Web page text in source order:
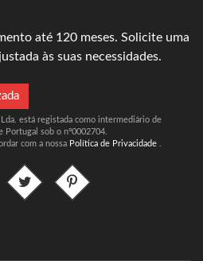
até 120 meses. Solicite uma
às suas necessidades.
está registada como intermediário de
sob o nº0002704.
com a nossa Política de Privacidade